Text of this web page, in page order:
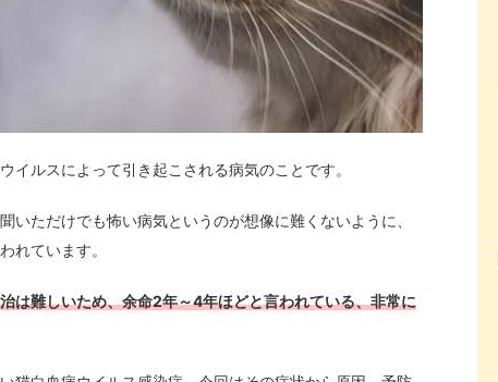
イルスによって引き起こされる病気のことです。
いただけでも怖い病気というのが想像に難くないように、
れています。
は難しいため、余命2年～4年ほどと言われている、非常に